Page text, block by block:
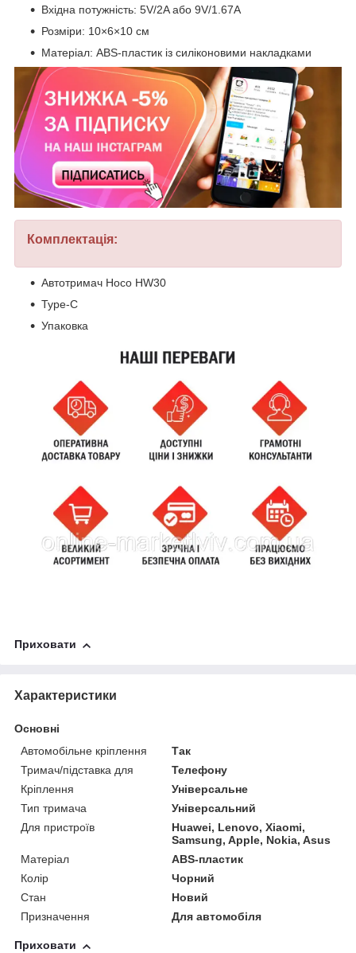
Вхідна потужність: 5V/2A або 9V/1.67A
Розміри: 10×6×10 см
Матеріал: ABS-пластик із силіконовими накладками
Комплектація:
Автотримач Hoco HW30
Type-C
Упаковка
Приховати
Характеристики
Основні
Автомобільне кріплення
Так
Тримач/підставка для
Телефону
Кріплення
Універсальне
Тип тримача
Універсальний
Для пристроїв
Huawei, Lenovo, Xiaomi,
Samsung, Apple, Nokia, Asus
Матеріал
ABS-пластик
Колір
Чорний
Стан
Новий
Призначення
Для автомобіля
Приховати